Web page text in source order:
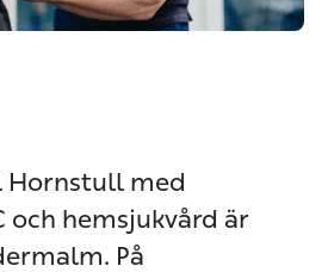
Hornstull med
och hemsjukvård är
På